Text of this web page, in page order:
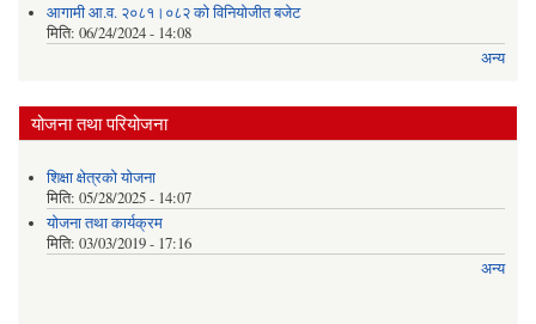
आगामी आ.व. २०८१।०८२ को विनियोजीत बजेट
मिति: 06/24/2024 - 14:08
अन्य
योजना तथा परियोजना
शिक्षा क्षेत्रकाे याेजना
मिति: 05/28/2025 - 14:07
याेजना तथा कार्यक्रम
मिति: 03/03/2019 - 17:16
अन्य